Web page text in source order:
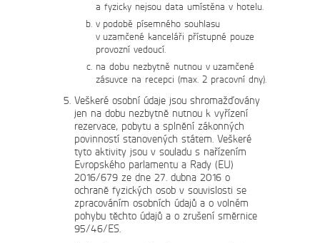
a fyzicky nejsou data umístěna v hotelu.
v podobě písemného souhlasu
v uzamčené kanceláři přístupné pouze
provozní vedoucí.
na dobu nezbytně nutnou v uzamčené
zásuvce na recepci (max. 2 pracovní dny).
Veškeré osobní údaje jsou shromažďovány
jen na dobu nezbytně nutnou k vyřízení
rezervace, pobytu a splnění zákonných
povinností stanovených státem. Veškeré
tyto aktivity jsou v souladu s nařízením
Evropského parlamentu a Rady (EU)
2016/679 ze dne 27. dubna 2016 o
ochraně fyzických osob v souvislosti se
zpracováním osobních údajů a o volném
pohybu těchto údajů a o zrušení směrnice
95/46/ES.